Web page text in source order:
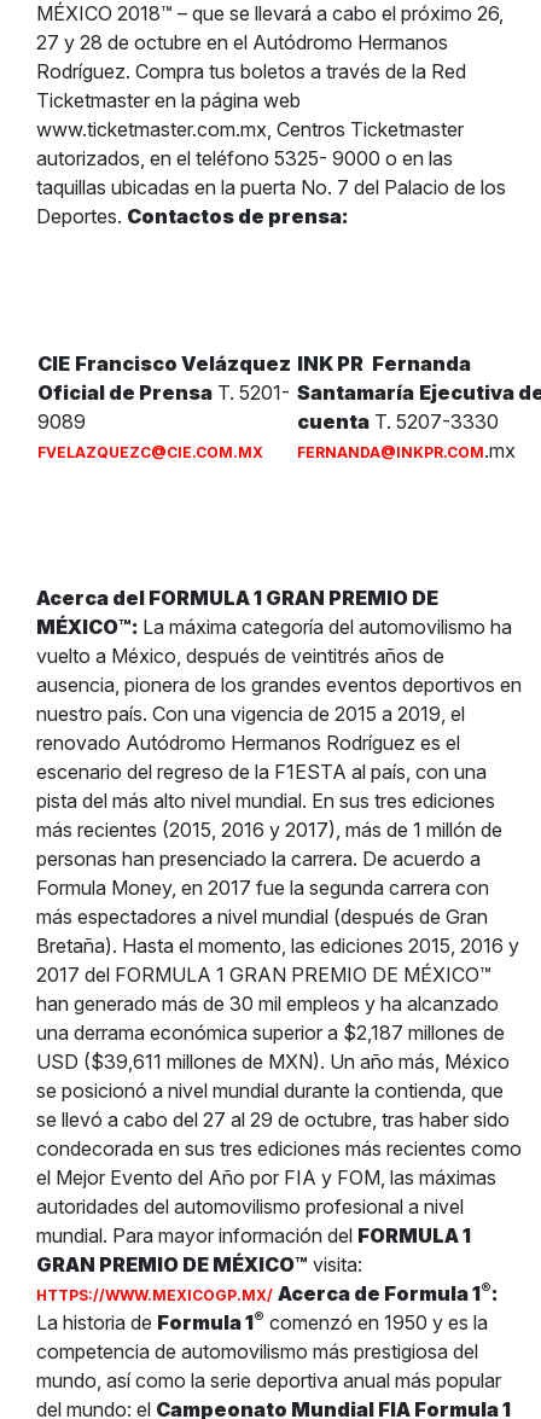
MÉXICO 2018™ – que se llevará a cabo el próximo 26,
27 y 28 de octubre en el Autódromo Hermanos
Rodríguez. Compra tus boletos a través de la Red
Ticketmaster en la página web
www.ticketmaster.com.mx, Centros Ticketmaster
autorizados, en el teléfono 5325- 9000 o en las
taquillas ubicadas en la puerta No. 7 del Palacio de los
Deportes. Contactos de prensa:
CIE Francisco Velázquez
Oficial de Prensa T. 5201-
9089
FVELAZQUEZC@CIE.COM.MX
INK PR Fernanda
Santamaría Ejecutiva
cuenta T. 5207-3330
FERNANDA@INKPR.COM.mx
Acerca del FORMULA 1 GRAN PREMIO DE
MÉXICO™: La máxima categoría del automovilismo ha
vuelto a México, después de veintitrés años de
ausencia, pionera de los grandes eventos deportivos en
nuestro país. Con una vigencia de 2015 a 2019, el
renovado Autódromo Hermanos Rodríguez es el
escenario del regreso de la F1ESTA al país, con una
pista del más alto nivel mundial. En sus tres ediciones
más recientes (2015, 2016 y 2017), más de 1 millón de
personas han presenciado la carrera. De acuerdo a
Formula Money, en 2017 fue la segunda carrera con
más espectadores a nivel mundial (después de Gran
Bretaña). Hasta el momento, las ediciones 2015, 2016 y
2017 del FORMULA 1 GRAN PREMIO DE MÉXICO™
han generado más de 30 mil empleos y ha alcanzado
una derrama económica superior a $2,187 millones de
USD ($39,611 millones de MXN). Un año más, México
se posicionó a nivel mundial durante la contienda, que
se llevó a cabo del 27 al 29 de octubre, tras haber sido
condecorada en sus tres ediciones más recientes como
el Mejor Evento del Año por FIA y FOM, las máximas
autoridades del automovilismo profesional a nivel
mundial. Para mayor información del FORMULA 1
GRAN PREMIO DE MÉXICO™ visita:
HTTPS://WWW.MEXICOGP.MX/ Acerca de Formula 1®:
La historia de Formula 1® comenzó en 1950 y es la
competencia de automovilismo más prestigiosa del
mundo, así como la serie deportiva anual más popular
del mundo: el Campeonato Mundial FIA Formula 1